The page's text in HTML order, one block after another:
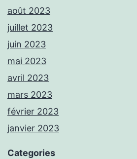
août 2023
juillet 2023
juin 2023
mai 2023
avril 2023
mars 2023
février 2023
janvier 2023
Categories